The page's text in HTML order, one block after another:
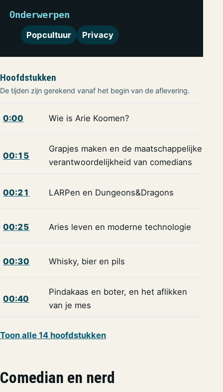
Onderwerpen
Popcultuur Privacy
Hoofdstukken
De tijden zijn gerekend vanaf het begin van de aflevering.
0:00 Wie is Arie Koomen?
00:15
Grapjes maken en de maatschappelijke
verantwoordelijkheid van comedians
00:21 LARPen en Dungeons&Dragons
00:25 Aries leven en moderne technologie
00:30 Whisky, bier en pils
00:40
Pindakaas en boter, en het aflikken
van je mes
Toon alle 14 hoofdstukken
Comedian en nerd